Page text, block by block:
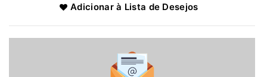
Adicionar à Lista de Desejos